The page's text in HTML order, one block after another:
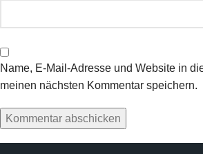
Name, E-Mail-Adresse und Website in
meinen nächsten Kommentar speichern.